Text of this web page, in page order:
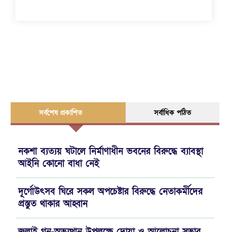
সর্বশেষ প্রকাশিত সর্বাধিক পঠিত
নকশা ব্যত্যয় ঘটালে নির্মাণাধীন ভবনের বিরুদ্ধে ব্যাবস্থা
আইনি কোনো বাধা নেই
দূর্গোউৎসব ঘিরে সকল অপচেষ্টার বিরুদ্ধে নেতাকর্মীদের
প্রস্তুত থাকার আহ্বান